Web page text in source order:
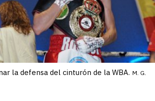
la defensa del cinturón de la WBA. M. G.